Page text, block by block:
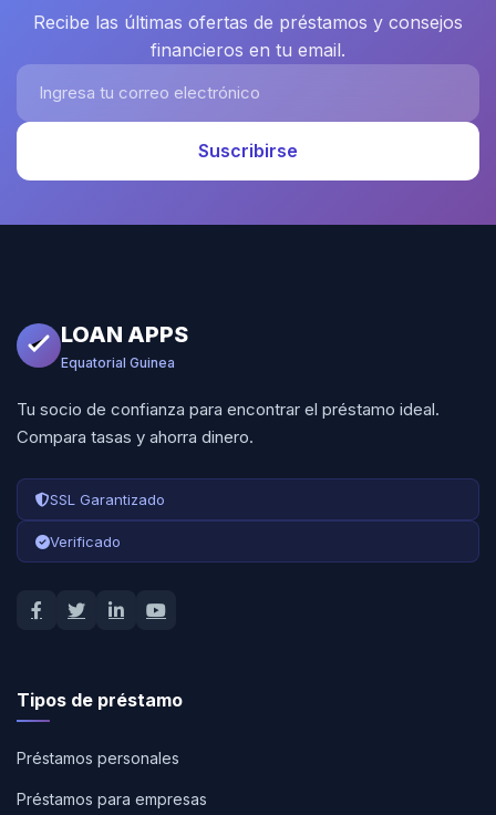
Recibe las últimas ofertas de préstamos y consejos
financieros en tu email.
Ingresa tu correo electrónico
Suscribirse
LOAN APPS
Equatorial Guinea
Tu socio de confianza para encontrar el préstamo ideal.
Compara tasas y ahorra dinero.
SSL Garantizado
Verificado
Tipos de préstamo
Préstamos personales
Préstamos para empresas